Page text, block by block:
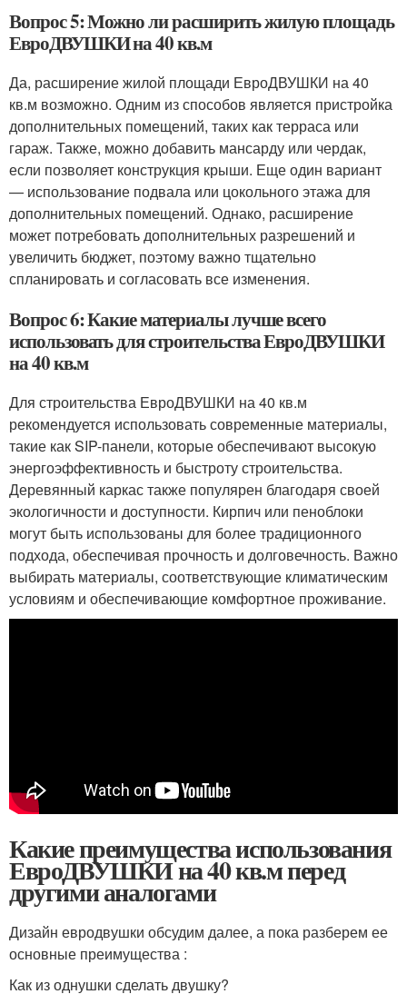
Вопрос 5: Можно ли расширить жилую площадь
ЕвроДВУШКИ на 40 кв.м
Да, расширение жилой площади ЕвроДВУШКИ на 40
кв.м возможно. Одним из способов является пристройка
дополнительных помещений, таких как терраса или
гараж. Также, можно добавить мансарду или чердак,
если позволяет конструкция крыши. Еще один вариант
— использование подвала или цокольного этажа для
дополнительных помещений. Однако, расширение
может потребовать дополнительных разрешений и
увеличить бюджет, поэтому важно тщательно
спланировать и согласовать все изменения.
Вопрос 6: Какие материалы лучше всего
использовать для строительства ЕвроДВУШКИ
на 40 кв.м
Для строительства ЕвроДВУШКИ на 40 кв.м
рекомендуется использовать современные материалы,
такие как SIP-панели, которые обеспечивают высокую
энергоэффективность и быстроту строительства.
Деревянный каркас также популярен благодаря своей
экологичности и доступности. Кирпич или пеноблоки
могут быть использованы для более традиционного
подхода, обеспечивая прочность и долговечность. Важно
выбирать материалы, соответствующие климатическим
условиям и обеспечивающие комфортное проживание.
Какие преимущества использования
ЕвроДВУШКИ на 40 кв.м перед
другими аналогами
Дизайн евродвушки обсудим далее, а пока разберем ее
основные преимущества :
Как из однушки сделать двушку?